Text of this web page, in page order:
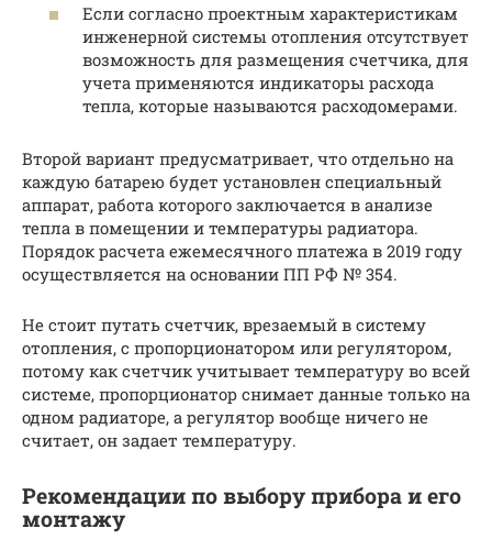
Если согласно проектным характеристикам
инженерной системы отопления отсутствует
возможность для размещения счетчика, для
учета применяются индикаторы расхода
тепла, которые называются расходомерами.
Второй вариант предусматривает, что отдельно на
каждую батарею будет установлен специальный
аппарат, работа которого заключается в анализе
тепла в помещении и температуры радиатора.
Порядок расчета ежемесячного платежа в 2019 году
осуществляется на основании ПП РФ № 354.
Не стоит путать счетчик, врезаемый в систему
отопления, с пропорционатором или регулятором,
потому как счетчик учитывает температуру во всей
системе, пропорционатор снимает данные только на
одном радиаторе, а регулятор вообще ничего не
считает, он задает температуру.
Рекомендации по выбору прибора и его
монтажу